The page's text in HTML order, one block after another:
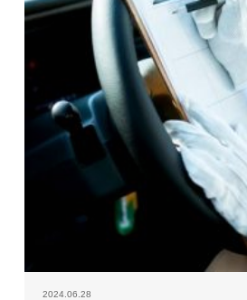
2024.06.28